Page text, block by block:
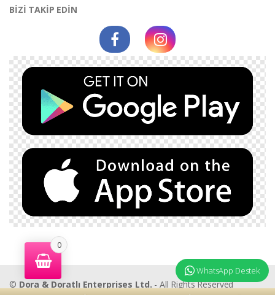
BİZİ TAKİP EDİN
© Dora & Doratlı Enterprises Ltd. - All Rights Reserved
0
WhatsApp Destek